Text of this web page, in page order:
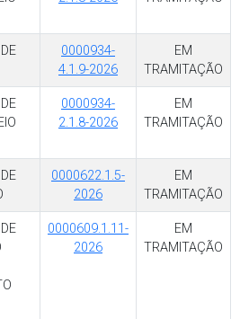
0000934-
4.1.9-2026
EM
TRAMITAÇÃO
0000934-
2.1.8-2026
EM
TRAMITAÇÃO
0000622.1.5-
2026
EM
TRAMITAÇÃO
0000609.1.11-
2026
EM
TRAMITAÇÃO